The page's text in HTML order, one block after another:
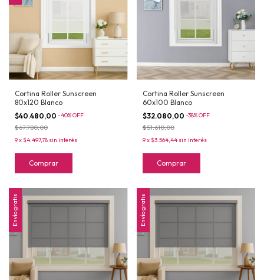
Cortina Roller Sunscreen
80x120 Blanco
$40.480,00 -40%OFF
$67.780,00
9x$4.497,78 sin interés
Comprar
Cortina Roller Sunscreen
60x100 Blanco
$32.080,00 -38%OFF
$51.610,00
9x$3.564,44 sin interés
Comprar
Envío gratis Envío gratis